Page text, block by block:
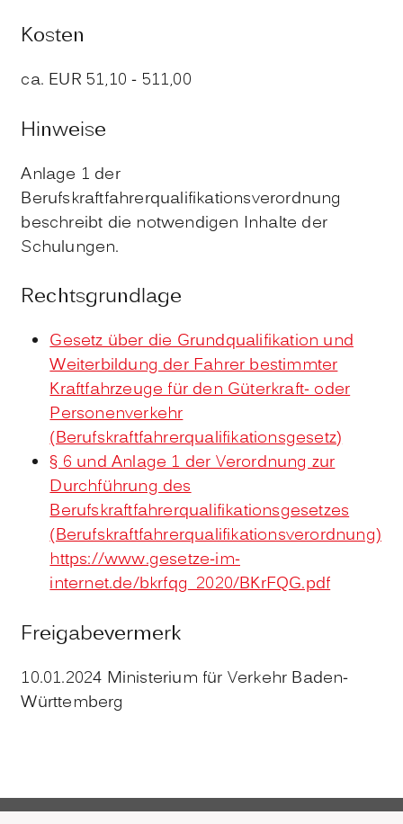
Kosten
ca. EUR 51,10 - 511,00
Hinweise
Anlage 1 der
Berufskraftfahrerqualifikationsverordnung
beschreibt die notwendigen Inhalte der
Schulungen.
Rechtsgrundlage
Gesetz über die Grundqualifikation und
Weiterbildung der Fahrer bestimmter
Kraftfahrzeuge für den Güterkraft- oder
Personenverkehr
(Berufskraftfahrerqualifikationsgesetz)
§ 6 und Anlage 1 der Verordnung zur
Durchführung des
Berufskraftfahrerqualifikationsgesetzes
(Berufskraftfahrerqualifikationsverordnung)
https://www.gesetze-im-
internet.de/bkrfqg_2020/BKrFQG.pdf
Freigabevermerk
10.01.2024 Ministerium für Verkehr Baden-
Württemberg